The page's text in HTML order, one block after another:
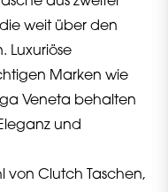
weit über den
Luxuriöse
Marken wie
Veneta behalten
und
von Clutch Taschen,